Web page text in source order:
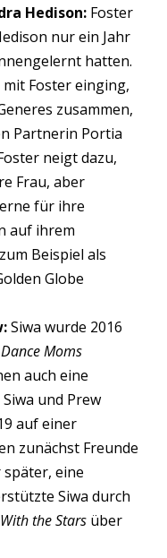
Hedison: Foster
nur ein Jahr
hatten.
Foster einging,
zusammen,
Partnerin Portia
neigt dazu,
Frau, aber
für ihre
auf ihrem
Beispiel als
Globe
Siwa wurde 2016
Dance Moms
auch eine
und Prew
auf einer
zunächst Freunde
später, eine
Siwa durch
the Stars über